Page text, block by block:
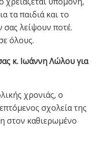
τα παιδιά και το
σας λείψουν ποτέ.
όλους.
κ. Ιωάννη Λώλου για
χρονιάς, ο
σχολεία της
στον καθιερωμένο